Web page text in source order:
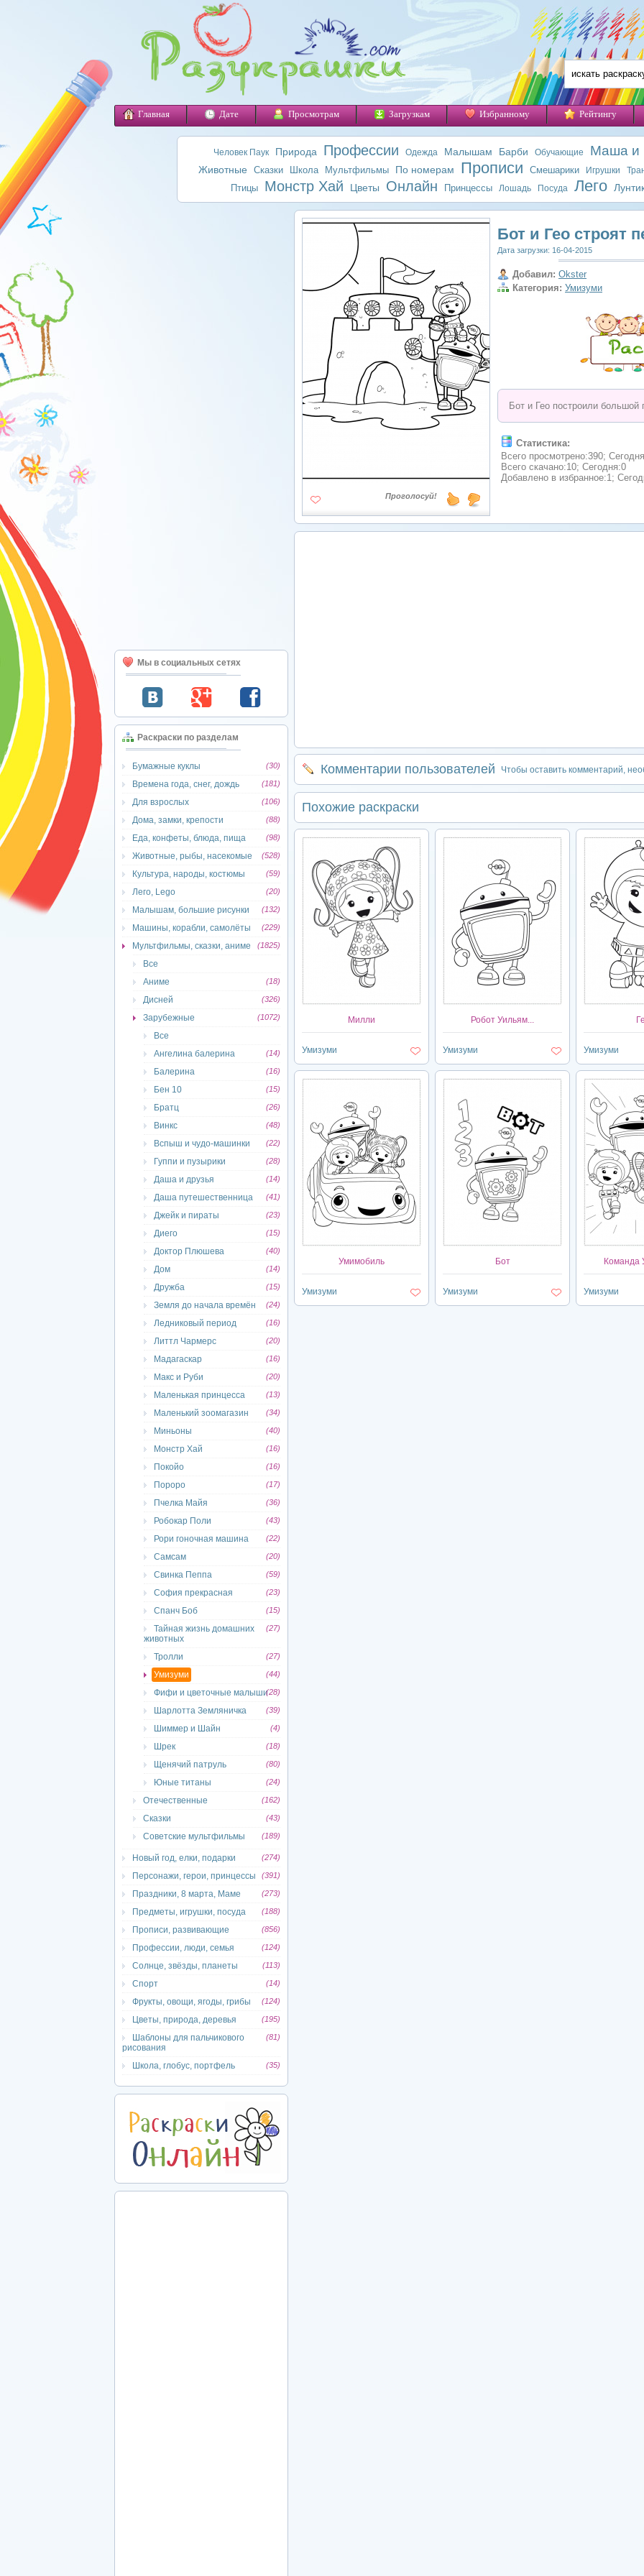
Главная Дате Просмотрам Загрузкам Избранному Рейтингу
Человек Паук Природа Профессии Одежда Малышам Барби Обучающие Маша и
Животные Сказки Школа Мультфильмы По номерам Прописи Смешарики Игрушки
Птицы Монстр Хай Цветы Онлайн Принцессы Лошадь Посуда Лего
Мы в социальных сетях
Раскраски по разделам
Бумажные куклы (30)
Времена года, снег, дождь (181)
Для взрослых (106)
Дома, замки, крепости (88)
Еда, конфеты, блюда, пища (98)
Животные, рыбы, насекомые (528)
Культура, народы, костюмы (59)
Лего, Lego (20)
Малышам, большие рисунки (132)
Машины, корабли, самолёты (229)
Мультфильмы, сказки, аниме (1825)
Все
Аниме
(18)
Дисней (326)
Зарубежные (1072)
Все
Ангелина балерина
(14)
Балерина (16)
Бен 10 (15)
Братц (26)
Винкс (48)
Вспыш и чудо-машинки (22)
Гуппи и пузырики (28)
Даша и друзья (14)
Даша путешественница (41)
Джейк и пираты (23)
Диего (15)
Доктор Плюшева (40)
Дом (14)
Дружба (15)
Земля до начала времён (24)
Ледниковый период (16)
Литтл Чармерс (20)
Мадагаскар (16)
Макс и Руби (20)
Маленькая принцесса (13)
Маленький зоомагазин (34)
Миньоны (40)
Монстр Хай (16)
Покойо (16)
Пороро (17)
Пчелка Майя (36)
Робокар Поли (43)
Рори гоночная машина (22)
Самсам (20)
Свинка Пеппа (59)
София прекрасная (23)
Спанч Боб (15)
Тайная жизнь домашних
животных
(27)
Тролли (27)
Умизуми (44)
Фифи и цветочные малыши(28)
Шарлотта Земляничка (39)
Шиммер и Шайн (4)
Шрек (18)
Щенячий патруль (80)
Юные титаны (24)
Отечественные (162)
Сказки (43)
Советские мультфильмы (189)
Новый год, елки, подарки (274)
Персонажи, герои, принцессы (391)
Праздники, 8 марта, Маме (273)
Предметы, игрушки, посуда (188)
Прописи, развивающие (856)
Профессии, люди, семья (124)
Солнце, звёзды, планеты (113)
Спорт (14)
Фрукты, овощи, ягоды, грибы (124)
Цветы, природа, деревья (195)
Шаблоны для пальчикового
рисования
(81)
Школа, глобус, портфель (35)
Проголосуй!
Бот и Гео строят
Дата загрузки: 16-04-2015
Добавил: Okster
Категория: Умизуми
Бот и Гео построили
Статистика:
Всего просмотрено:390;
Всего скачано:10; Сегодня:0
Добавлено в избранное:1;
Комментарии пользователей Чтобы оставить комментарий,
Похожие раскраски
Милли
Умизуми
Робот Уильям...
Умизуми Умизуми
Умимобиль
Умизуми
Бот
Умизуми
Команда
Умизуми